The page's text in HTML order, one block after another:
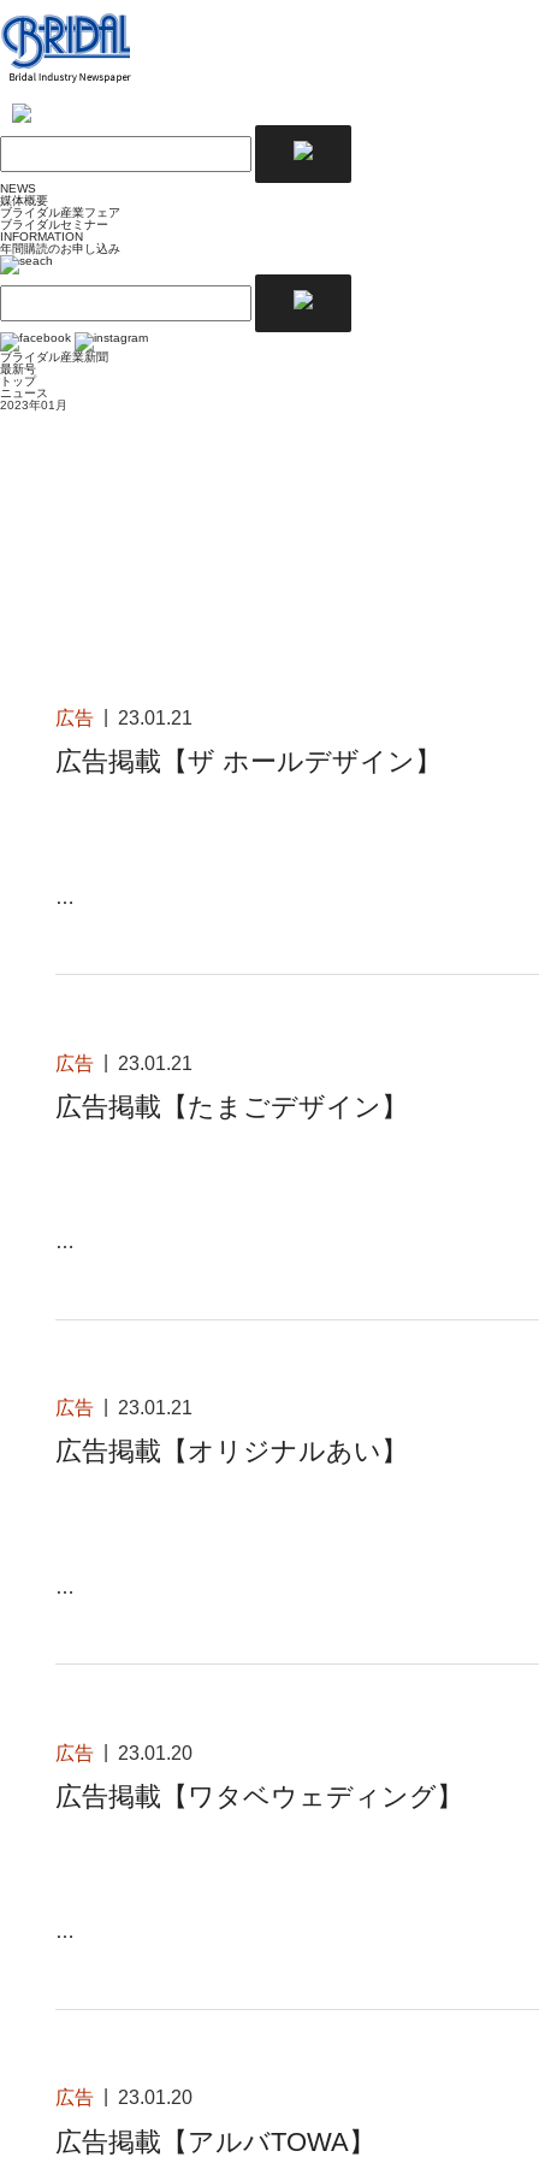
NEWS
媒体概要
ブライダル産業フェア
ブライダルセミナー
INFORMATION
年間購読のお申し込み
ブライダル産業新聞
最新号
トップ
ニュース
2023年01月
広告 23.01.21
広告掲載【ザ ホールデザイン】
…
広告 23.01.21
広告掲載【たまごデザイン】
…
広告 23.01.21
広告掲載【オリジナルあい】
…
広告 23.01.20
広告掲載【ワタベウェディング】
…
広告 23.01.20
広告掲載【アルバTOWA】